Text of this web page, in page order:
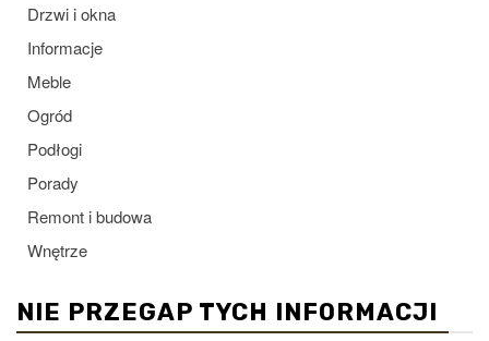
Drzwi i okna
Informacje
Meble
Ogród
Podłogi
Porady
Remont i budowa
Wnętrze
NIE PRZEGAP TYCH INFORMACJI